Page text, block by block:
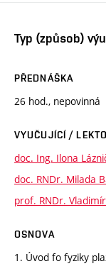
Typ (způsob)
PŘEDNÁŠKA
26 hod., nepovinná
VYUČUJÍCÍ /
doc. Ing. Ilona
doc. RNDr. Milada
prof. RNDr.
OSNOVA
1. Úvod fo fyziky